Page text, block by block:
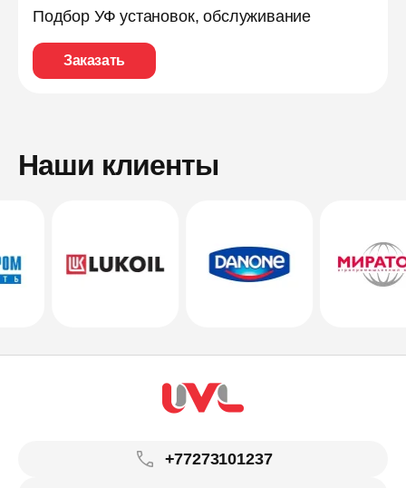
Подбор УФ установок, обслуживание
Заказать
Наши клиенты
+77273101237